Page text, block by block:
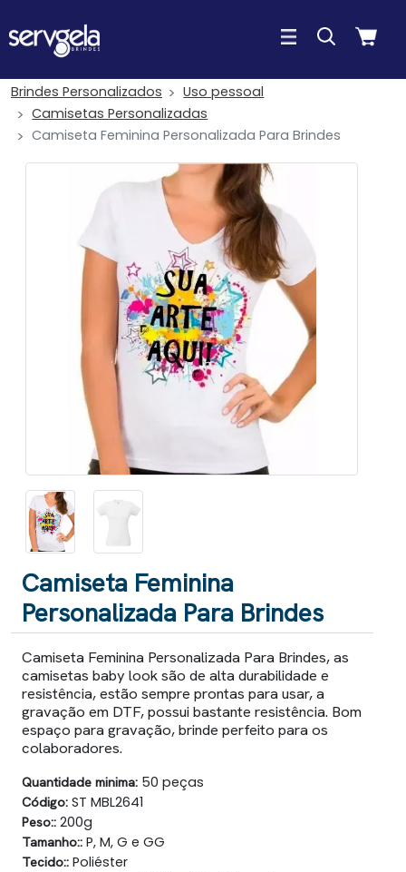
Brindes Personalizados
Uso pessoal
Camisetas Personalizadas
Camiseta Feminina Personalizada Para Brindes
Camiseta Feminina
Personalizada Para Brindes
Camiseta Feminina Personalizada Para Brindes, as
camisetas baby look são de alta durabilidade e
resistência, estão sempre prontas para usar, a
gravação em DTF, possui bastante resistência. Bom
espaço para gravação, brinde perfeito para os
colaboradores.
Quantidade minima: 50 peças
Código: ST MBL2641
Peso:: 200g
Tamanho:: P, M, G e GG
Tecido:: Poliéster